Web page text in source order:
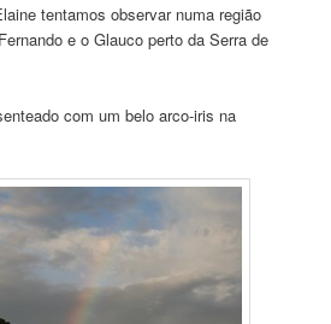
tentamos observar numa região
e o Glauco perto da Serra de
com um belo arco-iris na